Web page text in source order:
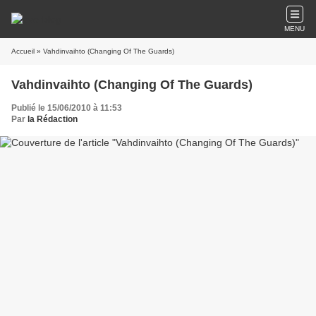
MENU
Accueil » Vahdinvaihto (Changing Of The Guards)
Vahdinvaihto (Changing Of The Guards)
Publié le 15/06/2010 à 11:53
Par la Rédaction